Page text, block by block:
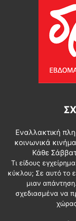
Εναλλακτική
κοινωνικά
Κάθε
Τι είδους
κύκλου; Σε αυτό το
μιαν
σχεδιασμένα να